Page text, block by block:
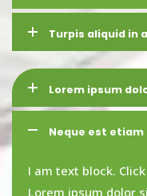
Turpis aliquid in
Lorem ipsum
Neque est
I am text block.
Lorem ipsum dolor